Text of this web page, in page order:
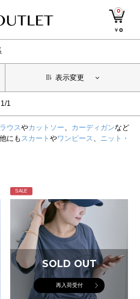
0
￥0
表示変更
1/1
ウスやカットソー、 カーディガンなど
にも スカート やワンピース、 ニット・
SALE
SOLD OUT
再入荷受付